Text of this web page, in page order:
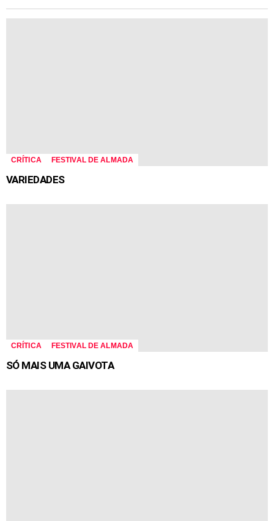
CRÍTICA FESTIVAL DE ALMADA
VARIEDADES
CRÍTICA FESTIVAL DE ALMADA
SÓ MAIS UMA GAIVOTA